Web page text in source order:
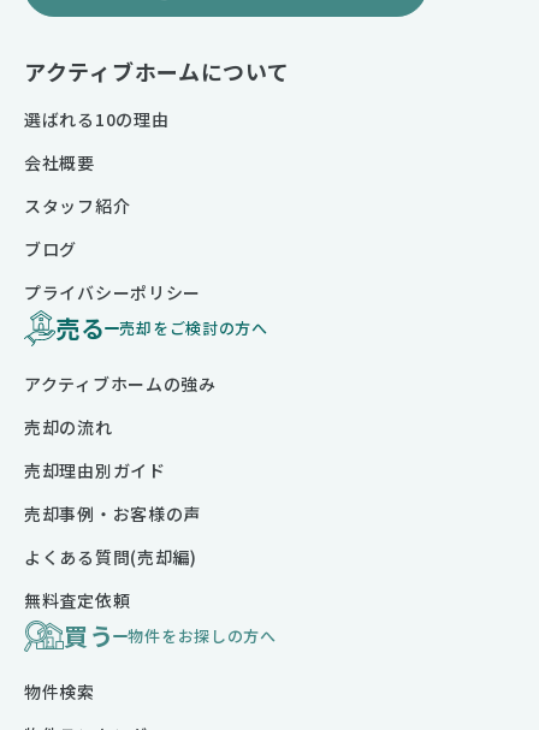
売る 売却をご検討の方へ
アクティブホームの強み
売却の流れ
売却理由別ガイド
売却事例・お客様の声
よくある質問(売却編)
無料査定依頼
買う 物件をお探しの方へ
物件検索
アクティブホームについて
選ばれる10の理由
会社概要
スタッフ紹介
ブログ
プライバシーポリシー